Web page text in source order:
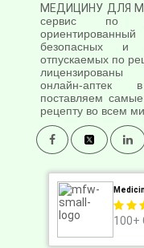
МЕДИЦИНУ ДЛЯ
сервис по
безопасных и
отпускаемых по
онлайн-
поставляем
рецепту во всем
100+